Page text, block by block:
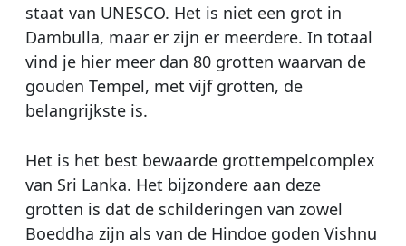
staat van UNESCO. Het is niet een grot in
Dambulla, maar er zijn er meerdere. In totaal
vind je hier meer dan 80 grotten waarvan de
gouden Tempel, met vijf grotten, de
belangrijkste is.
Het is het best bewaarde grottempelcomplex
van Sri Lanka. Het bijzondere aan deze
grotten is dat de schilderingen van zowel
Boeddha zijn als van de Hindoe goden Vishnu